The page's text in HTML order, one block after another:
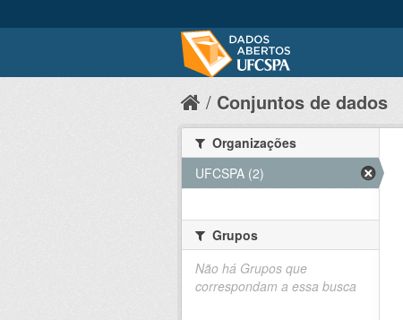
Conjuntos de dados
Organizações
UFCSPA (2)
Grupos
Não há Grupos que
correspondam a essa busca